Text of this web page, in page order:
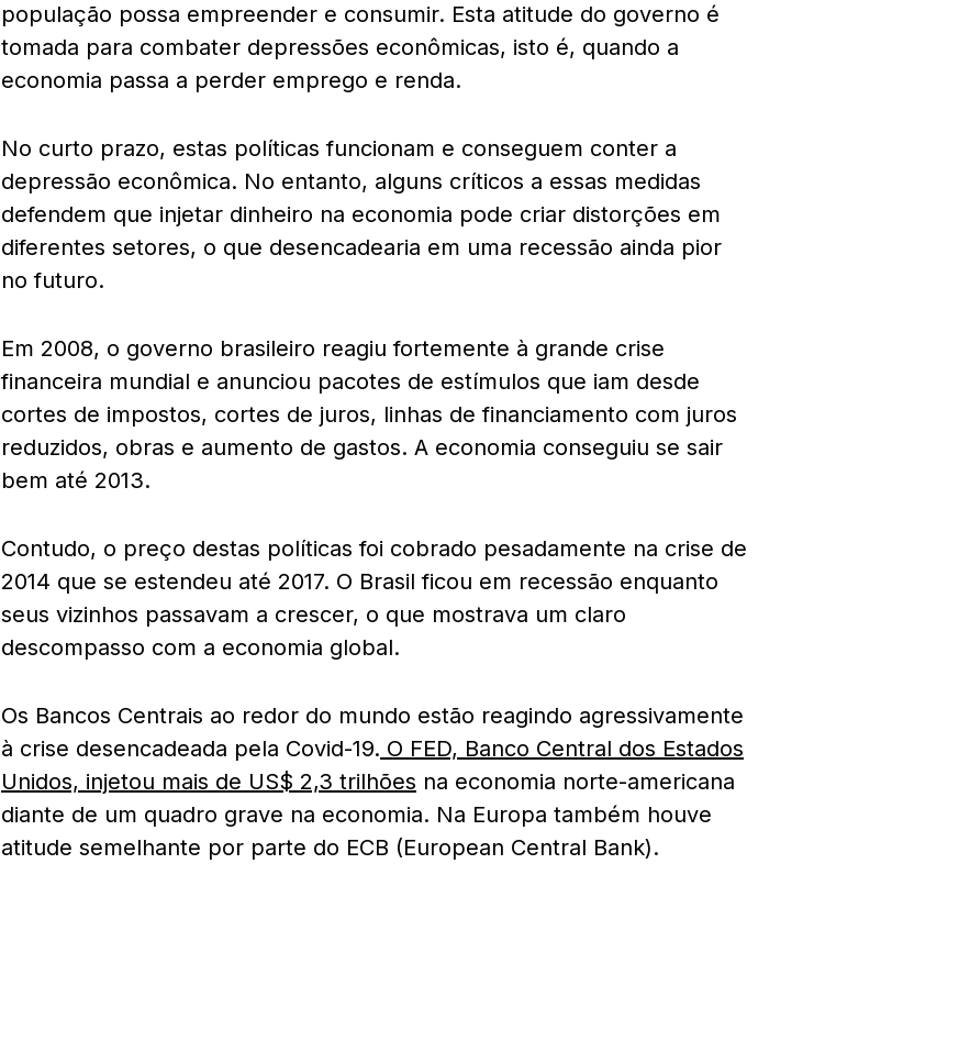
população possa empreender e consumir. Esta atitude do governo é
tomada para combater depressões econômicas, isto é, quando a
economia passa a perder emprego e renda.
No curto prazo, estas políticas funcionam e conseguem conter a
depressão econômica. No entanto, alguns críticos a essas medidas
defendem que injetar dinheiro na economia pode criar distorções em
diferentes setores, o que desencadearia em uma recessão ainda pior
no futuro.
Em 2008, o governo brasileiro reagiu fortemente à grande crise
financeira mundial e anunciou pacotes de estímulos que iam desde
cortes de impostos, cortes de juros, linhas de financiamento com juros
reduzidos, obras e aumento de gastos. A economia conseguiu se sair
bem até 2013.
Contudo, o preço destas políticas foi cobrado pesadamente na crise de
2014 que se estendeu até 2017. O Brasil ficou em recessão enquanto
seus vizinhos passavam a crescer, o que mostrava um claro
descompasso com a economia global.
Os Bancos Centrais ao redor do mundo estão reagindo agressivamente
à crise desencadeada pela Covid-19. O FED, Banco Central dos Estados
Unidos, injetou mais de US$ 2,3 trilhões na economia norte-americana
diante de um quadro grave na economia. Na Europa também houve
atitude semelhante por parte do ECB (European Central Bank).